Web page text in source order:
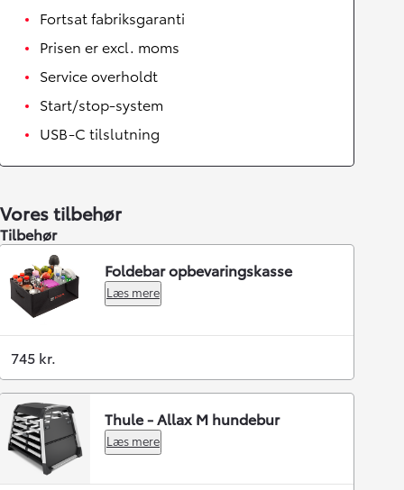
Fortsat fabriksgaranti
Prisen er excl. moms
Service overholdt
Start/stop-system
USB-C tilslutning
Vores tilbehør
Tilbehør
Foldebar opbevaringskasse
Læs mere
745 kr.
Thule - Allax M hundebur
Læs mere